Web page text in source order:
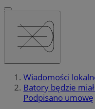
Wiadomości
Batory będzie
Podpisano umowę